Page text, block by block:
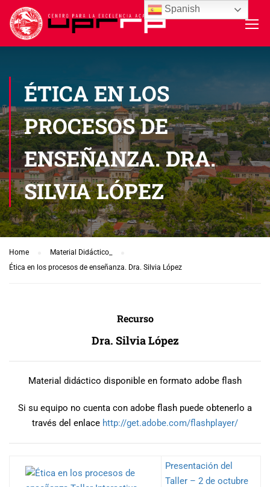
ÉTICA EN LOS
PROCESOS DE
ENSEÑANZA. DRA.
SILVIA LÓPEZ
Home
Material Didáctico_
Ética en los procesos de enseñanza. Dra. Silvia López
Recurso
Dra. Silvia López
Material didáctico disponible en formato adobe flash
Si su equipo no cuenta con adobe flash puede obtenerlo a
través del enlace http://get.adobe.com/flashplayer/
Presentación del
Taller – 2 de octubre
Spanish